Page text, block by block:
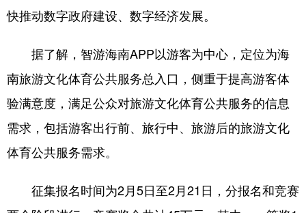
快推动数字政府建设、数字经济发展。
据了解，智游海南APP以游客为中心，定位为海
南旅游文化体育公共服务总入口，侧重于提高游客体
验满意度，满足公众对旅游文化体育公共服务的信息
需求，包括游客出行前、旅行中、旅游后的旅游文化
体育公共服务需求。
征集报名时间为2月5日至2月21日，分报名和竞赛